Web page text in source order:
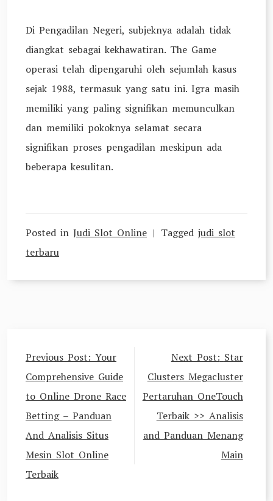
Di Pengadilan Negeri, subjeknya adalah tidak
diangkat sebagai kekhawatiran. The Game
operasi telah dipengaruhi oleh sejumlah kasus
sejak 1988, termasuk yang satu ini. Igra masih
memiliki yang paling signifikan memunculkan
dan memiliki pokoknya selamat secara
signifikan proses pengadilan meskipun ada
beberapa kesulitan.
Posted in Judi Slot Online Tagged judi slot
terbaru
Post
navigation
Previous Post: Your
Comprehensive Guide
to Online Drone Race
Betting – Panduan
And Analisis Situs
Mesin Slot Online
Terbaik
Next Post: Star
Clusters Megacluster
Pertaruhan OneTouch
Terbaik >> Analisis
and Panduan Menang
Main